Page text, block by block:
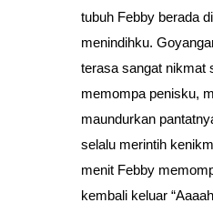
tubuh Febby berada
menindihku.
terasa sangat nikmat
memompa penisku,
maundurkan
selalu merintih
menit Febby
kembali keluar